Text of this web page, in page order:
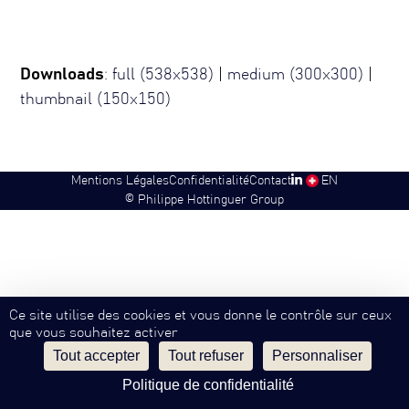
Downloads:full (538x538) medium (300x300)
thumbnail (150x150)
© Philippe Hottinguer Group
Mentions LégalesConfidentialitéContact SW EN
Ce site utilise des cookies et vous donne le contrôle sur ceux
que vous souhaitez activer
Tout accepter Tout refuser
Personnaliser
Politique de confidentialité